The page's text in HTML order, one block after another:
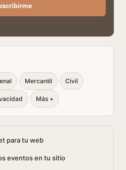
Mercantil Civil
Más +
para tu web
eventos en tu sitio